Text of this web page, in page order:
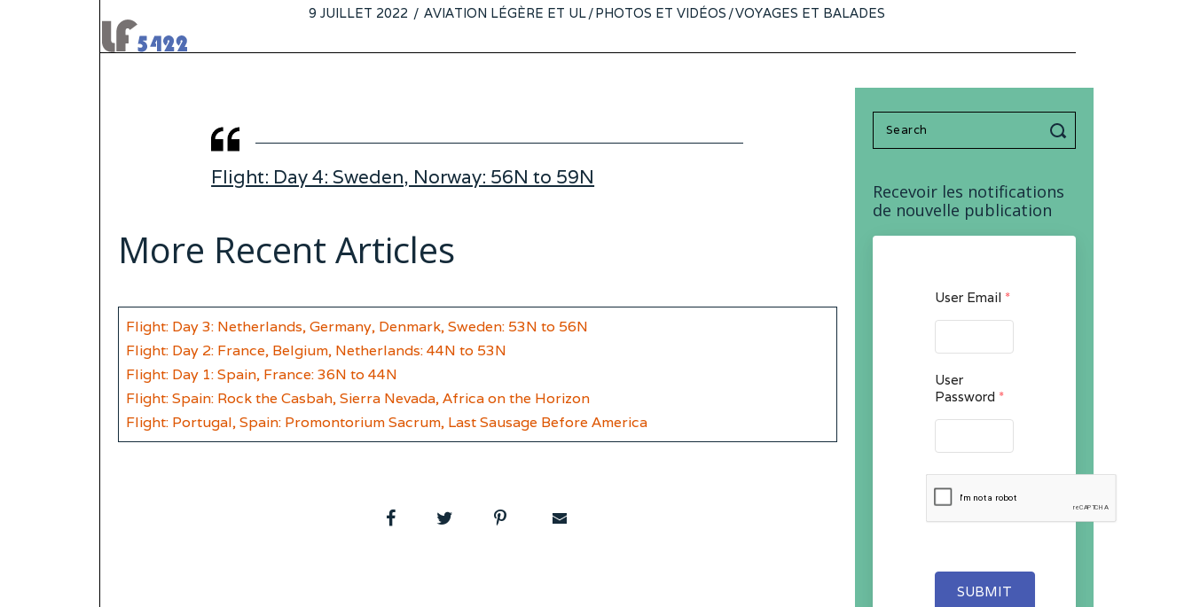
POSTED
9 JUILLET 2022 7
2022
AVIATION LÉGÈRE ET UL/PHOTOS ET VIDÉOS /VOYAGES ET BALADES
Flight: Day 4: Sweden, Norway: 56N to 59N
More Recent Articles
Flight: Day 3: Netherlands, Germany, Denmark, Sweden: 53N to 56N
Flight: Day 2: France, Belgium, Netherlands: 44N to 53N
Flight: Day 1: Spain, France: 36N to 44N
Flight: Spain: Rock the Casbah, Sierra Nevada, Africa on the Horizon
Flight: Portugal, Spain: Promontorium Sacrum, Last Sausage Before America
Search
for:
Recevoir les notifications
de nouvelle publication
User Email *
User
Password *
SUBMIT